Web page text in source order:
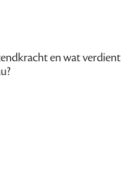
en wat verdient